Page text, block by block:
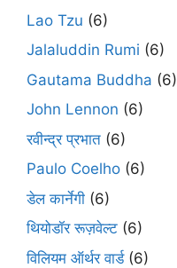
Lao Tzu (6)
Jalaluddin Rumi (6)
Gautama Buddha (6)
John Lennon (6)
रवीन्द्र प्रभात (6)
Paulo Coelho (6)
डेल कार्नेगी (6)
थियोडॉर रूज़वेल्ट (6)
विलियम ऑर्थर वार्ड(6)